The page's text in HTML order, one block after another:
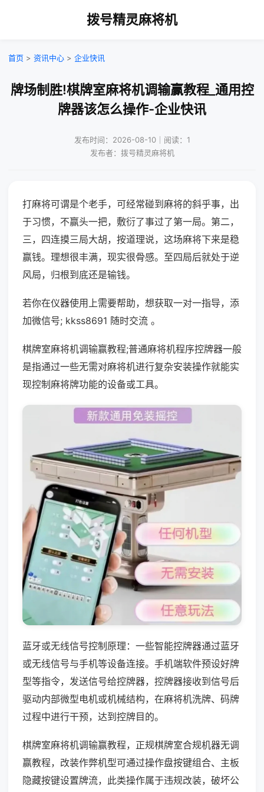
拨号精灵麻将机
首页 > 资讯中心 > 企业快讯
牌场制胜!棋牌室麻将机调输赢教程_通用控
牌器该怎么操作-企业快讯
发布时间：2026-08-10｜阅读：1
发布者：拨号精灵麻将机
打麻将可谓是个老手，可经常碰到麻将的斜乎事，出
于习惯，不赢头一把，敷衍了事过了第一局。第二，
三，四连摸三局大胡，按道理说，这场麻将下来是稳
赢钱。理想很丰满，现实很骨感。至四局后就处于逆
风局，归根到底还是输钱。
若你在仪器使用上需要帮助，想获取一对一指导，添
加微信号; kkss8691 随时交流 。
棋牌室麻将机调输赢教程;普通麻将机程序控牌器一般
是指通过一些无需对麻将机进行复杂安装操作就能实
现控制麻将牌功能的设备或工具。
蓝牙或无线信号控制原理：一些智能控牌器通过蓝牙
或无线信号与手机等设备连接。手机端软件预设好牌
型等指令，发送信号给控牌器，控牌器接收到信号后
驱动内部微型电机或机械结构，在麻将机洗牌、码牌
过程中进行干预，达到控牌目的。
棋牌室麻将机调输赢教程，正规棋牌室合规机器无调
赢教程，改装作弊机型可通过操作盘按键组合、主板
隐藏按键设置牌流，此类操作属于违规改装，破坏公